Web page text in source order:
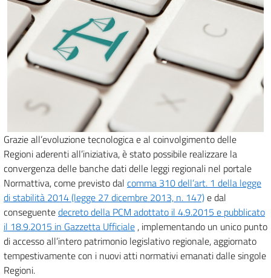
Grazie all’evoluzione tecnologica e al coinvolgimento delle
Regioni aderenti all’iniziativa, è stato possibile realizzare la
convergenza delle banche dati delle leggi regionali nel portale
Normattiva, come previsto dal comma 310 dell’art. 1 della legge
di stabilità 2014 (legge 27 dicembre 2013, n. 147)e dal
conseguentedecreto della PCM adottato il 4.9.2015 e pubblicato
il 18.9.2015 in Gazzetta Ufficiale , implementando un unico punto
di accesso all’intero patrimonio legislativo regionale, aggiornato
tempestivamente con i nuovi atti normativi emanati dalle singole
Regioni.